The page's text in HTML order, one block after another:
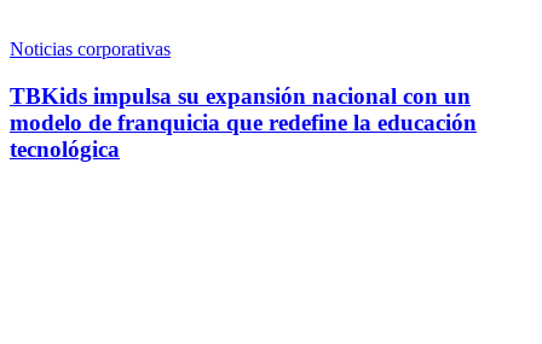
Noticias corporativas
TBKids impulsa su expansión nacional con un
modelo de franquicia que redefine la educación
tecnológica